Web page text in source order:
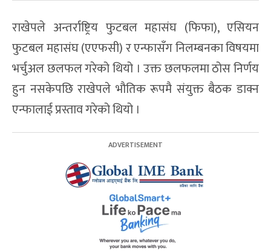
राखेपले अन्तर्राष्ट्रिय फुटबल महासंघ (फिफा), एसियन
फुटबल महासंघ (एएफसी) र एन्फासँग निलम्बनका विषयमा
भर्चुअल छलफल गरेको थियो । उक्त छलफलमा ठोस निर्णय
हुन नसकेपछि राखेपले भौतिक रूपमै संयुक्त बैठक डाक्न
एन्फालाई प्रस्ताव गरेको थियो ।